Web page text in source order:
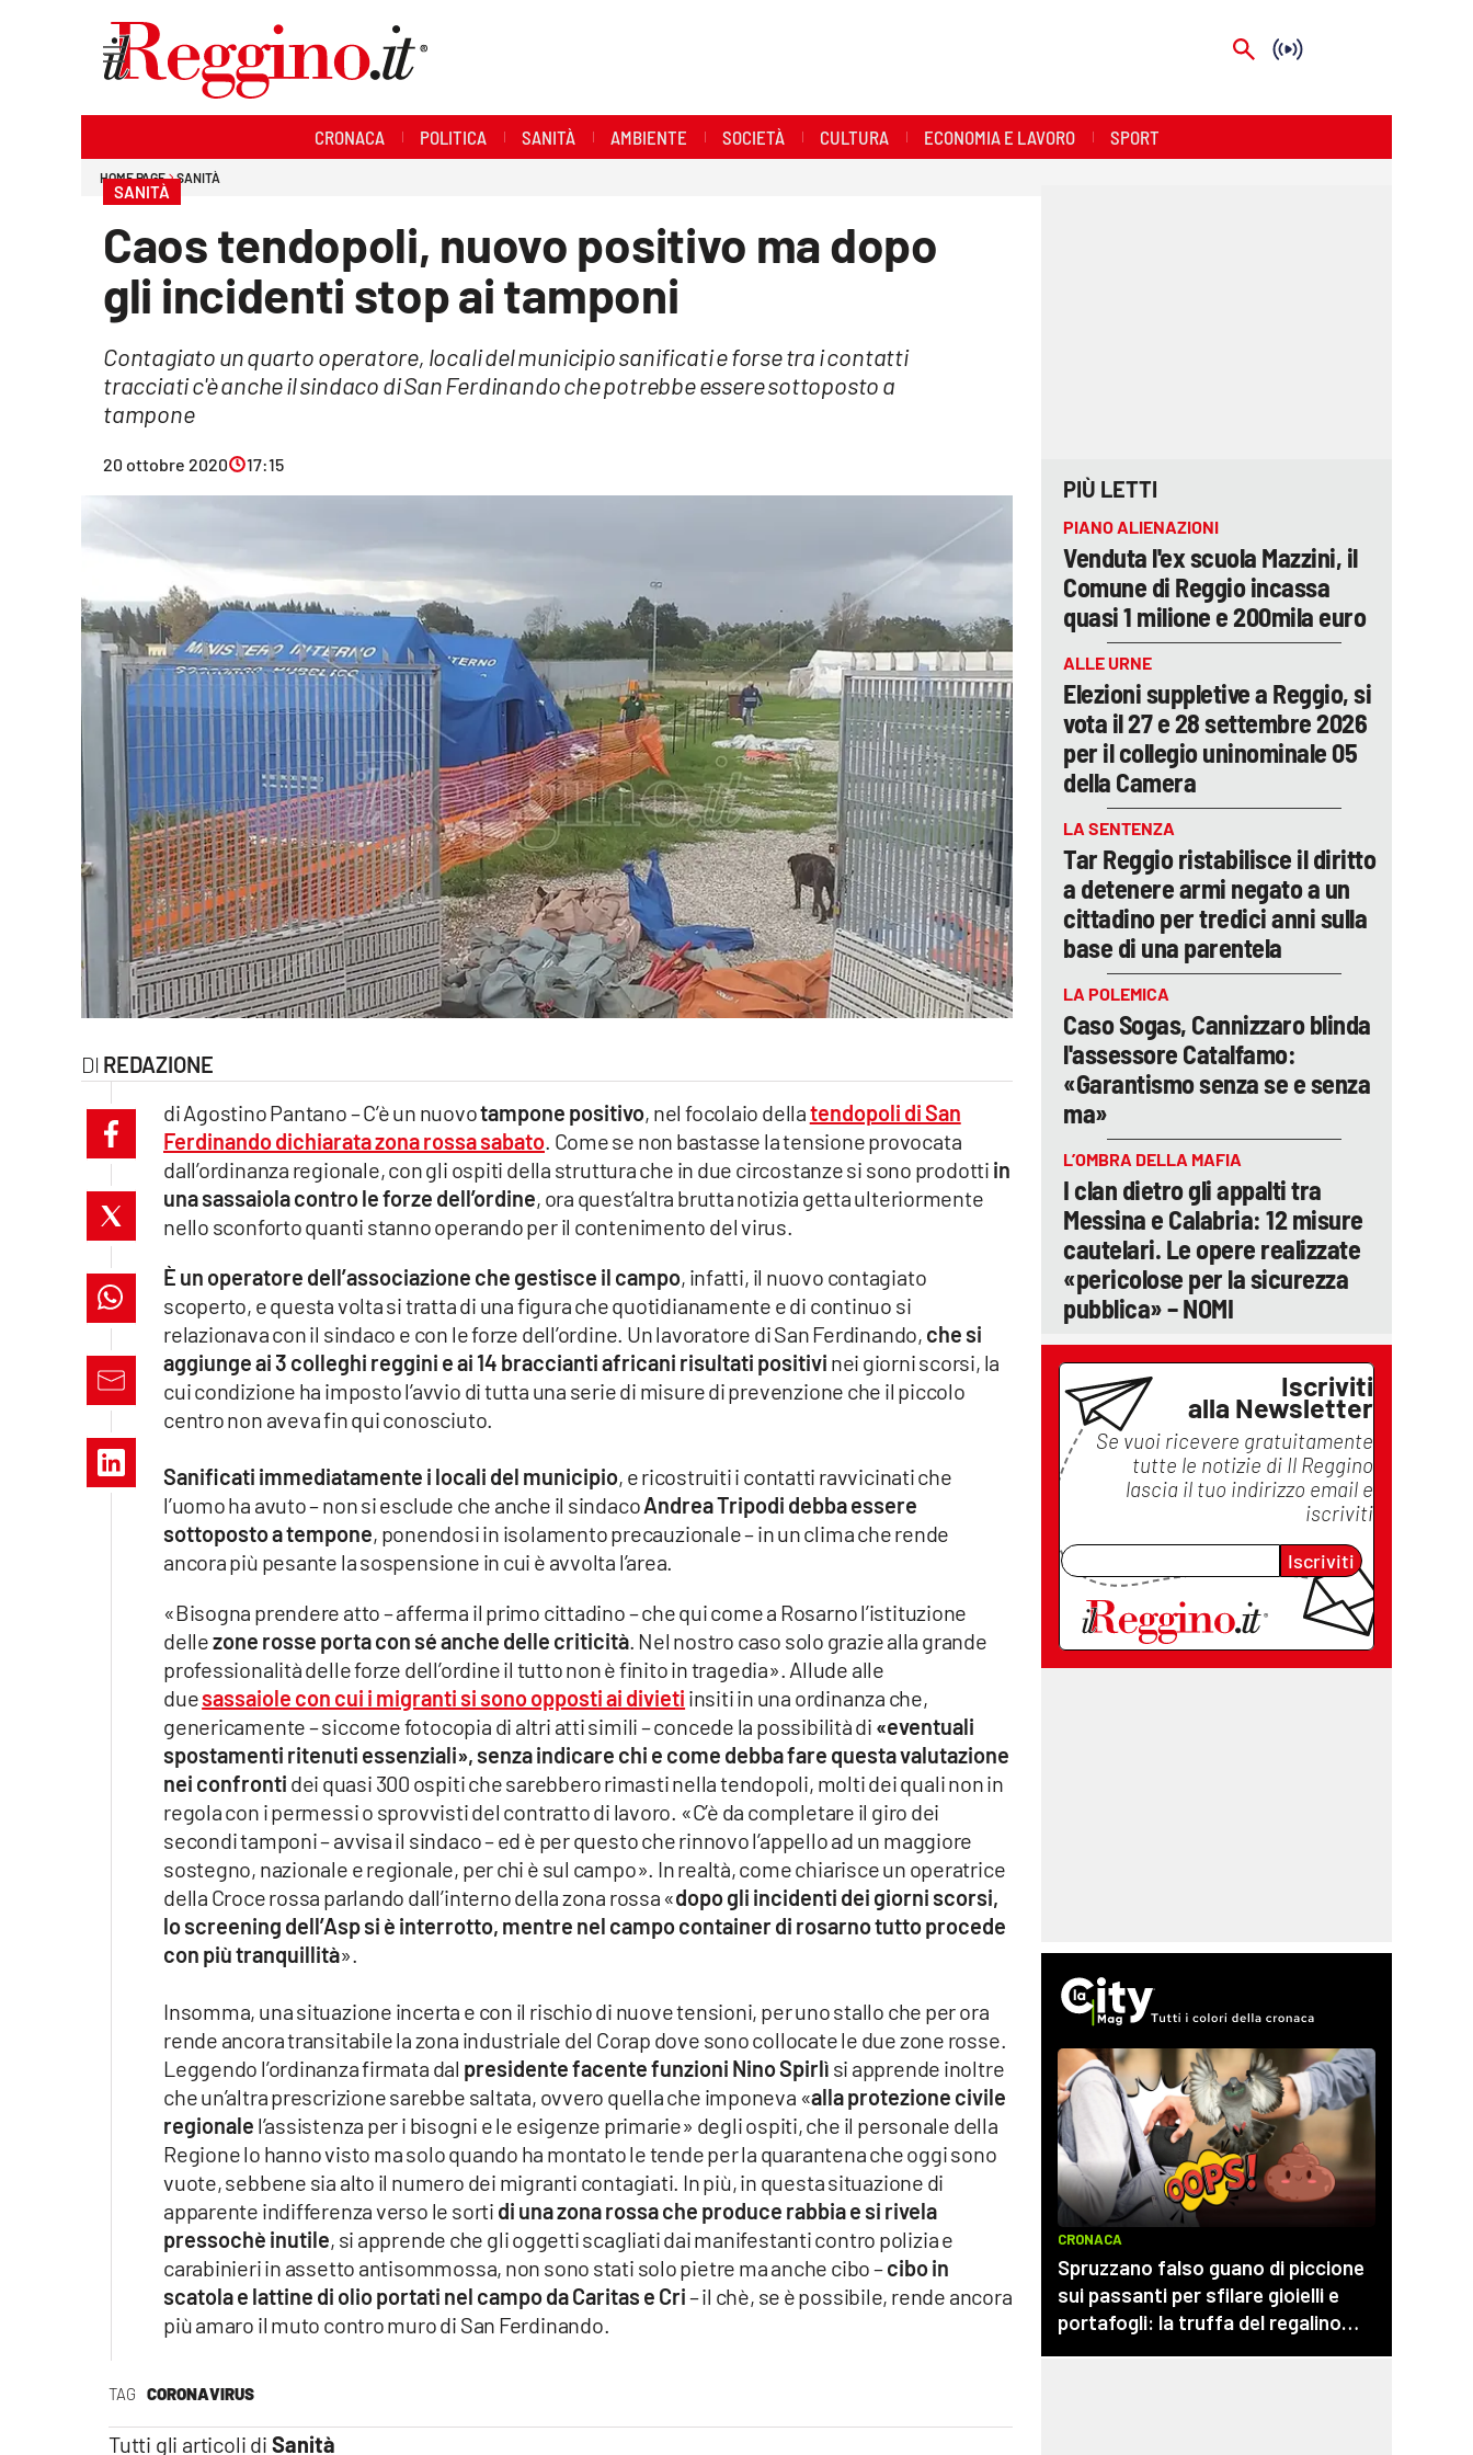
Economia e lavoro
Streaming
lacitymag.it
cosenzachannel.it
catanzarochannel.it
lacapitalenews.it
Vai
CRONACA POLITICA SANITÀ AMBIENTE SOCIETÀ CULTURA ECONOMIA E LAVORO SPORT
HOME PAGE SANITÀ
SANITÀ
Caos tendopoli, nuovo positivo ma dopo
gli incidenti stop ai tamponi
Contagiato un quarto operatore, locali del municipio sanificati e forse tra i contatti
tracciati c'è anche il sindaco di San Ferdinando che potrebbe essere sottoposto a
tampone
20 ottobre 2020 17:15
REDAZIONE
TAG CORONAVIRUS
Tutti gli articoli di Sanità
di Agostino Pantano – C’è un nuovotampone positivo, nel focolaio dellatendopoli di San
Ferdinando dichiarata zona rossa sabato. Come se non bastasse la tensione provocata
dall’ordinanza regionale, con gli ospiti della struttura che in due circostanze si sono prodotti in
una sassaiola contro le forze dell’ordine, ora quest’altra brutta notizia getta ulteriormente
nello sconforto quanti stanno operando per il contenimento del virus.
È un operatore dell’associazione che gestisce il campo, infatti, il nuovo contagiato
scoperto, e questa volta si tratta di una figura che quotidianamente e di continuo si
relazionava con il sindaco e con le forze dell’ordine. Un lavoratore di San Ferdinando, che si
aggiunge ai 3 colleghi reggini e ai 14 braccianti africani risultati positivi nei giorni scorsi, la
cui condizione ha imposto l’avvio di tutta una serie di misure di prevenzione che il piccolo
centro non aveva fin qui conosciuto.
Sanificati immediatamente i locali del municipio, e ricostruiti i contatti ravvicinati che
l’uomo ha avuto – non si esclude che anche il sindacoAndrea Tripodi debba essere
sottoposto a tempone, ponendosi in isolamento precauzionale – in un clima che rende
ancora più pesante la sospensione in cui è avvolta l’area.
«Bisogna prendere atto – afferma il primo cittadino – che qui come a Rosarno l’istituzione
dellezone rosse porta con sé anche delle criticità. Nel nostro caso solo grazie alla grande
professionalità delle forze dell’ordine il tutto non è finito in tragedia». Allude alle
duesassaiole con cui i migranti si sono opposti ai divieti insiti in una ordinanza che,
genericamente – siccome fotocopia di altri atti simili – concede la possibilità di «eventuali
spostamenti ritenuti essenziali», senza indicare chi e come debba fare questa valutazione
nei confronti dei quasi 300 ospiti che sarebbero rimasti nella tendopoli, molti dei quali non in
regola con i permessi o sprovvisti del contratto di lavoro. «C’è da completare il giro dei
secondi tamponi – avvisa il sindaco – ed è per questo che rinnovo l’appello ad un maggiore
sostegno, nazionale e regionale, per chi è sul campo». In realtà, come chiarisce un operatrice
della Croce rossa parlando dall’interno della zona rossa «dopo gli incidenti dei giorni scorsi,
lo screening dell’Asp si è interrotto, mentre nel campo container di rosarno tutto procede
con più tranquillità».
Insomma, una situazione incerta e con il rischio di nuove tensioni, per uno stallo che per ora
rende ancora transitabile la zona industriale del Corap dove sono collocate le due zone rosse.
Leggendo l’ordinanza firmata dal presidente facente funzioni Nino Spirlì si apprende inoltre
che un’altra prescrizione sarebbe saltata, ovvero quella che imponeva «alla protezione civile
regionale l’assistenza per i bisogni e le esigenze primarie» degli ospiti, che il personale della
Regione lo hanno visto ma solo quando ha montato le tende per la quarantena che oggi sono
vuote, sebbene sia alto il numero dei migranti contagiati. In più, in questa situazione di
apparente indifferenza verso le sorti di una zona rossa che produce rabbia e si rivela
pressochè inutile, si apprende che gli oggetti scagliati dai manifestanti contro polizia e
carabinieri in assetto antisommossa, non sono stati solo pietre ma anche cibo –cibo in
scatola e lattine di olio portati nel campo da Caritas e Cri– il chè, se è possibile, rende ancora
più amaro il muto contro muro di San Ferdinando.
PIÙ LETTI
PIANO ALIENAZIONI
Venduta l'ex scuola Mazzini, il
Comune di Reggio incassa
quasi 1 milione e 200mila euro
ALLE URNE
Elezioni suppletive a Reggio, si
vota il 27 e 28 settembre 2026
per il collegio uninominale 05
della Camera
LA SENTENZA
Tar Reggio ristabilisce il diritto
a detenere armi negato a un
cittadino per tredici anni sulla
base di una parentela
LA POLEMICA
Caso Sogas, Cannizzaro blinda
l'assessore Catalfamo:
«Garantismo senza se e senza
ma»
L’OMBRA DELLA MAFIA
I clan dietro gli appalti tra
Messina e Calabria: 12 misure
cautelari. Le opere realizzate
«pericolose per la sicurezza
pubblica» – NOMI
Iscriviti
alla Newsletter
Se vuoi ricevere gratuitamente
tutte le notizie di Il Reggino
lascia il tuo indirizzo email e
iscriviti
Iscriviti